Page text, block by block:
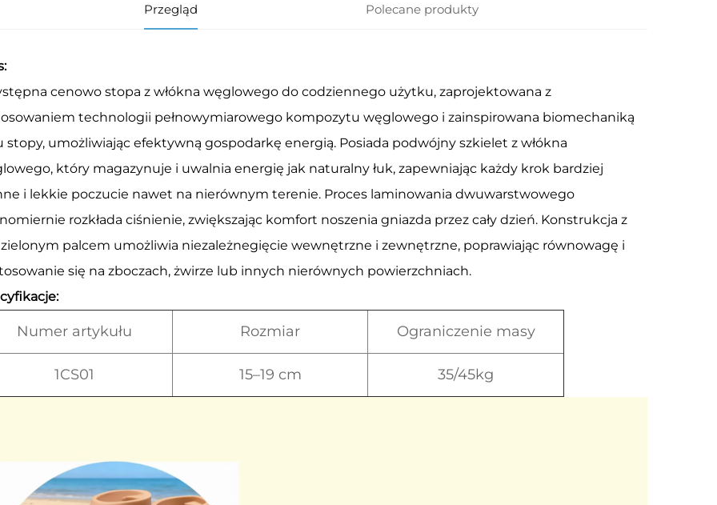
Przegląd Polecane produkty
cenowo stopa z włókna węglowego do codziennego użytku, zaprojektowana z
technologii pełnowymiarowego kompozytu węglowego i zainspirowana biomechaniką
stopy, umożliwiając efektywną gospodarkę energią. Posiada podwójny szkielet z włókna
który magazynuje i uwalnia energię jak naturalny łuk, zapewniając każdy krok bardziej
i lekkie poczucie nawet na nierównym terenie. Proces laminowania dwuwarstwowego
rozkłada ciśnienie, zwiększając komfort noszenia gniazda przez cały dzień. Konstrukcja z
palcem umożliwia niezależnegięcie wewnętrzne i zewnętrzne, poprawiając równowagę i
się na zboczach, żwirze lub innych nierównych powierzchniach.
Numer artykułu Rozmiar Ograniczenie masy
1CS01 15–19 cm 35/45kg